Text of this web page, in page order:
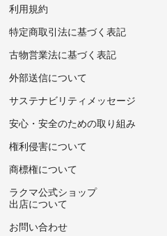
利用規約
特定商取引法に基づく表記
古物営業法に基づく表記
外部送信について
サステナビリティメッセージ
安心・安全のための取り組み
権利侵害について
商標権について
ラクマ公式ショップ
出店について
お問い合わせ